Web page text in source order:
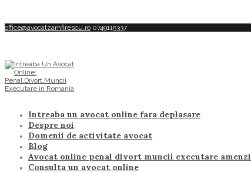
office@avocatzamfirescu.ro 0749115337
Intreaba un avocat online fara deplasare
Despre noi
Domenii de activitate avocat
Blog
Avocat online penal divort muncii executare amenzi
Consulta un avocat online